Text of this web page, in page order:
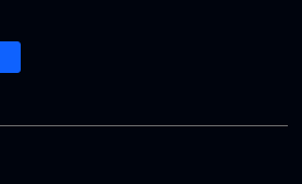
อีลูกเลว!!